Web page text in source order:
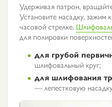
Удерживая патрон,
Установите насадку,
часовой стрелке.
для полировки
для грубой
шлифовальный круг;
для шлифования
— лепестковую